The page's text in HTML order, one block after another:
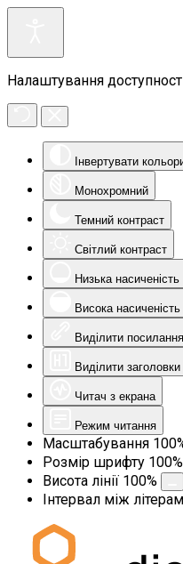
Налаштування
Інвертувати
Монохромний
Темний контраст
Світлий контраст
Низька насиченість
Висока насиченість
Виділити посилання
Виділити заголовки
Читач з екрана
Режим читання
Масштабування 100
Розмір шрифту 100%
Висота лінії 100%
Інтервал між